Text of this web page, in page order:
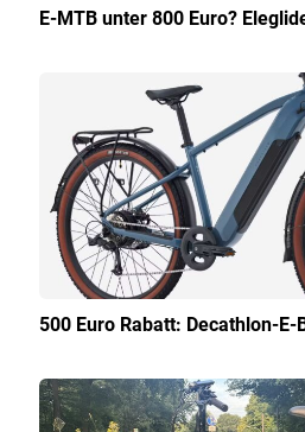
E-MTB unter 800 Euro?
500 Euro Rabatt: Decathlon-